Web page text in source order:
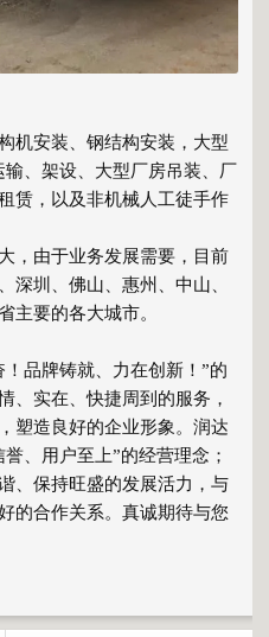
机安装、钢结构安装，大型
、架设、大型厂房吊装、厂
赁，以及非机械人工徒手作
，由于业务发展需要，目前
深圳、佛山、惠州、中山、
主要的各大城市。
品牌铸就、力在创新！”的
、实在、快捷周到的服务，
塑造良好的企业形象。润达
、用户至上”的经营理念；
、保持旺盛的发展活力，与
的合作关系。真诚期待与您